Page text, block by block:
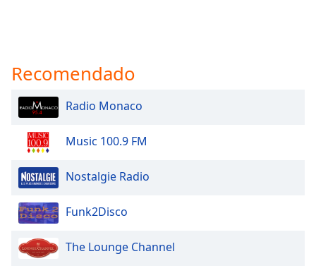
Recomendado
Radio Monaco
Music 100.9 FM
Nostalgie Radio
Funk2Disco
The Lounge Channel